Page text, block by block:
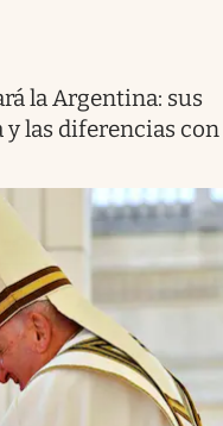
la Argentina: sus
y las diferencias con